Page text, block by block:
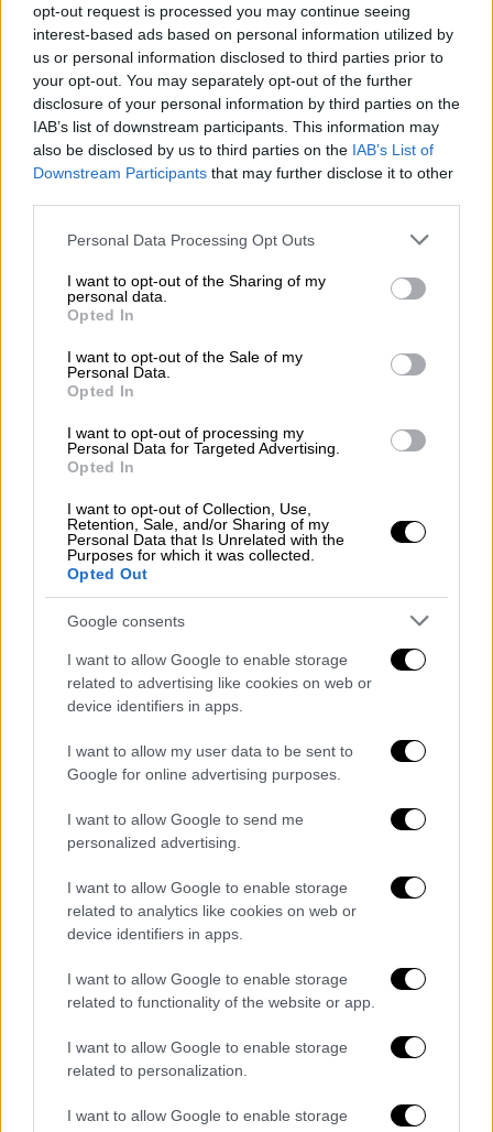
opt-out request is processed you may continue seeing
interest-based ads based on personal information utilized by
us or personal information disclosed to third parties prior to
your opt-out. You may separately opt-out of the further
disclosure of your personal information by third parties on the
IAB’s list of downstream participants. This information may
also be disclosed by us to third parties on the IAB’s List of
Downstream Participants that may further disclose it to other
Please note that this website/app uses one or more Google
not limited to your visit or usage behaviour. You may click to
grant or deny consent to Google and its third-party tags to
use your data for below specified purposes in below Google
consent section.
Personal Data Processing Opt Outs
I want to opt-out of the Sharing of my
personal data.
Opted In
I want to opt-out of the Sale of my
Personal Data.
Opted In
I want to opt-out of processing my
Personal Data for Targeted Advertising.
Opted In
I want to opt-out of Collection, Use,
Retention, Sale, and/or Sharing of my
Personal Data that Is Unrelated with the
Purposes for which it was collected.
Opted Out
Google consents
I want to allow Google to enable storage
related to advertising like cookies on web or
device identifiers in apps.
I want to allow my user data to be sent to
Google for online advertising purposes.
I want to allow Google to send me
personalized advertising.
I want to allow Google to enable storage
related to analytics like cookies on web or
device identifiers in apps.
I want to allow Google to enable storage
related to functionality of the website or app.
I want to allow Google to enable storage
related to personalization.
I want to allow Google to enable storage
Μεσογειακή απλότητα και ιταλικός αέρας!
Τα ακαταμάχητα ορεκτικά των γειτόνων, που
φωνάζουν «Μεσόγειος» και συνοδεύουν
άψογα το κρασί μας άλλα και ένα ουζάκι,
γίνονται εύκολα στο σπίτι.
Food & Drink|08.10.2021 07:42
Sting στο ποτήρι: Ο διάσημος ροκ σταρ
σε οινική σκηνή
Μια πρώτη γνωριμία με τα κρασιά του
δημοφιλή Βρετανού καλλιτέχνη που στο
κτήμα του στην Τοσκάνη παίζει... στο ρυθμό